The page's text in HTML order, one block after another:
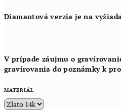
Diamantová verzia je na
V prípade záujmu o
gravírovania do poznámky k
MATERIÁL